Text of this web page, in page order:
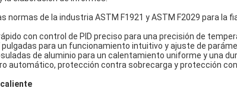
normas de la industria ASTM F1921 y ASTM F2029 para la
con control de PID preciso para una precisión de
para un funcionamiento intuitivo y ajuste de
de aluminio para un calentamiento uniforme y una
automático, protección contra sobrecarga y protección